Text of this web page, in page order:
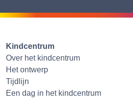
Kindcentrum
Over het kindcentrum
Het ontwerp
Tijdlijn
Een dag in het kindcentrum